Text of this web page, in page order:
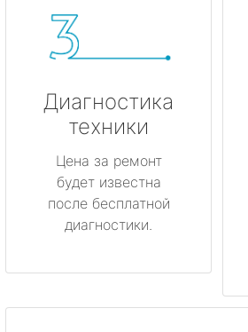
Диагностика
техники
Цена за ремонт
будет известна
после бесплатной
диагностики.